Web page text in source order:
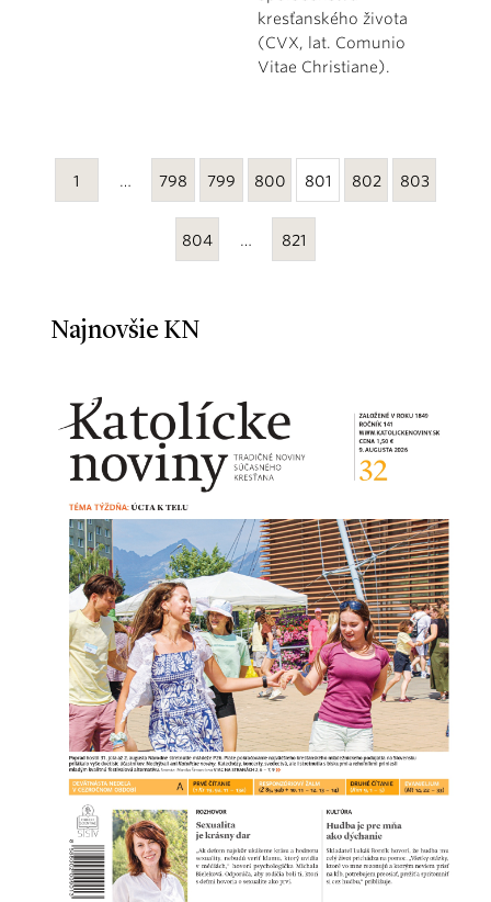
kresťanského života
(CVX, lat. Comunio
Vitae Christiane).
1 … 798 799 800 801 802 803
804 … 821
Najnovšie KN